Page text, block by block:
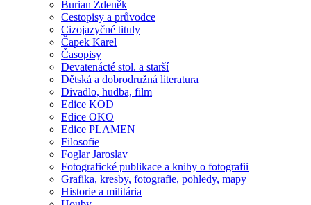
Burian Zdeněk
Cestopisy a průvodce
Cizojazyčné tituly
Čapek Karel
Časopisy
Devatenácté stol. a starší
Dětská a dobrodružná literatura
Divadlo, hudba, film
Edice KOD
Edice OKO
Edice PLAMEN
Filosofie
Foglar Jaroslav
Fotografické publikace a knihy o fotografii
Grafika, kresby, fotografie, pohledy, mapy
Historie a militária